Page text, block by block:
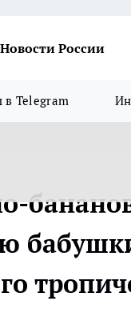
Новости России
Telegram